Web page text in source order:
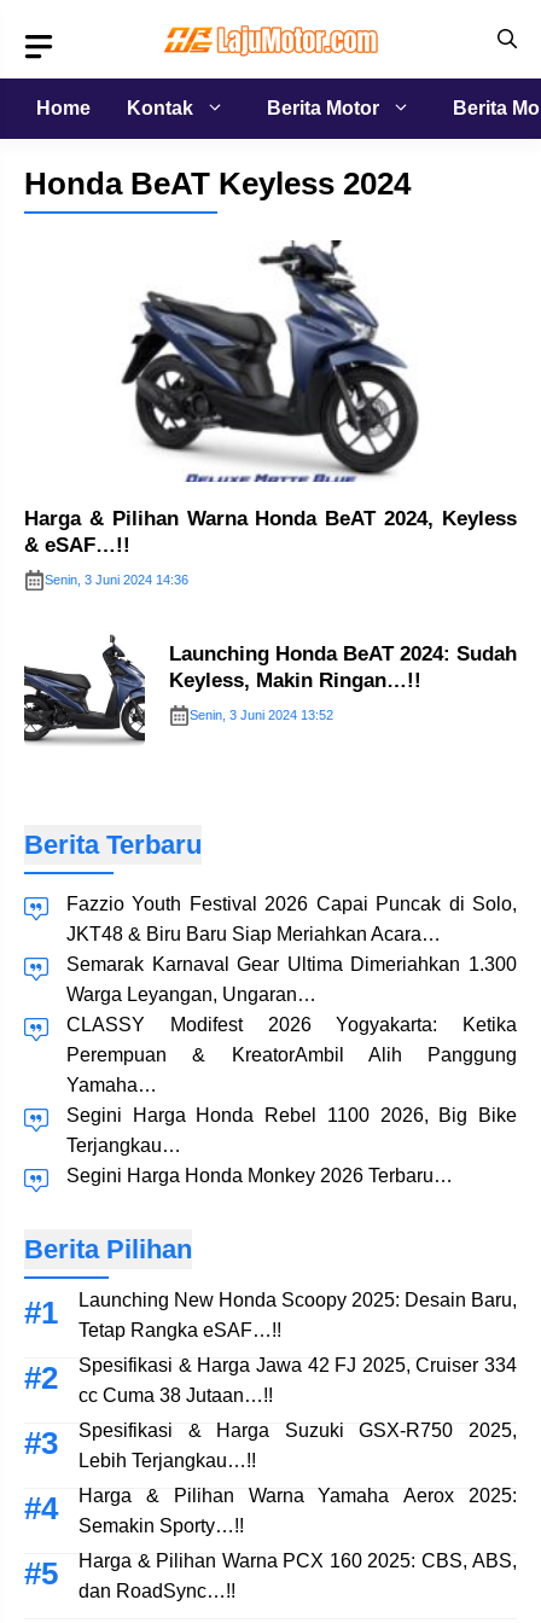
isi
Home
Kontak Berita Motor Berita
Honda BeAT Keyless 2024
Harga & Pilihan Warna Honda BeAT 2024, Keyless
& eSAF…!!
Senin, 3 Juni 2024 14:36
Launching Honda BeAT 2024: Sudah
Keyless, Makin Ringan…!!
Senin, 3 Juni 2024 13:52
Berita Terbaru
Fazzio Youth Festival 2026 Capai Puncak di Solo,
JKT48 & Biru Baru Siap Meriahkan Acara…
Semarak Karnaval Gear Ultima Dimeriahkan 1.300
Warga Leyangan, Ungaran…
CLASSY Modifest 2026 Yogyakarta: Ketika
Perempuan & KreatorAmbil Alih Panggung
Yamaha…
Segini Harga Honda Rebel 1100 2026, Big Bike
Terjangkau…
Segini Harga Honda Monkey 2026 Terbaru…
Berita Pilihan
Launching New Honda Scoopy 2025: Desain Baru,
Tetap Rangka eSAF…!!
Spesifikasi & Harga Jawa 42 FJ 2025, Cruiser 334
cc Cuma 38 Jutaan…!!
Spesifikasi & Harga Suzuki GSX-R750 2025,
Lebih Terjangkau…!!
Harga & Pilihan Warna Yamaha Aerox 2025:
Semakin Sporty…!!
Harga & Pilihan Warna PCX 160 2025: CBS, ABS,
dan RoadSync…!!